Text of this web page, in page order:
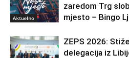
Aktuelno
zaredom Trg
mjesto – Bingo
ZEPS 2026:
delegacija iz